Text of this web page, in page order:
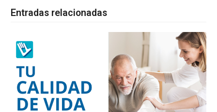
Entradas relacionadas